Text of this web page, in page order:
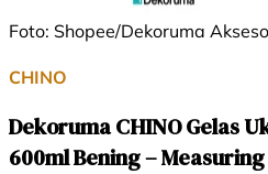
Foto: Shopee/Dekoruma
CHINO
Dekoruma CHINO Gelas
600ml Bening – Measuring